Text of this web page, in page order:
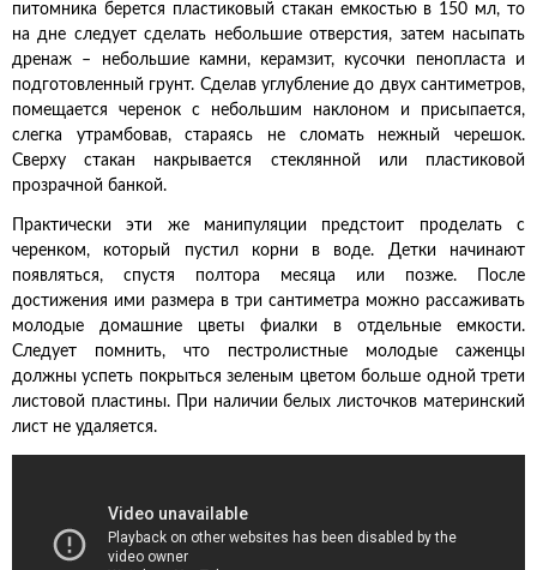
питомника берется пластиковый стакан емкостью в 150 мл, то
на дне следует сделать небольшие отверстия, затем насыпать
дренаж – небольшие камни, керамзит, кусочки пенопласта и
подготовленный грунт. Сделав углубление до двух сантиметров,
помещается черенок с небольшим наклоном и присыпается,
слегка утрамбовав, стараясь не сломать нежный черешок.
Сверху стакан накрывается стеклянной или пластиковой
прозрачной банкой.
Практически эти же манипуляции предстоит проделать с
черенком, который пустил корни в воде. Детки начинают
появляться, спустя полтора месяца или позже. После
достижения ими размера в три сантиметра можно рассаживать
молодые домашние цветы фиалки в отдельные емкости.
Следует помнить, что пестролистные молодые саженцы
должны успеть покрыться зеленым цветом больше одной трети
листовой пластины. При наличии белых листочков материнский
лист не удаляется.